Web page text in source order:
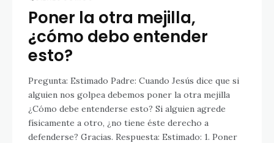
Poner la otra mejilla,
¿cómo debo entender
esto?
Pregunta: Estimado Padre: Cuando Jesús dice que si
alguien nos golpea debemos poner la otra mejilla
¿Cómo debe entenderse esto? Si alguien agrede
físicamente a otro, ¿no tiene éste derecho a
defenderse? Gracias. Respuesta: Estimado: 1. Poner